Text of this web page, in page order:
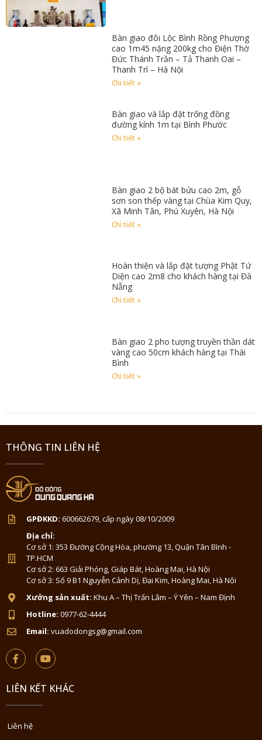
Bàn giao đôi Lộc Bình Rồng Phượng
cao 1m45 nặng 200kg cho Điện Thờ
Đức Thánh Trần – Tả Thanh Oai –
Thanh Trì – Hà Nội
Chi tiết »
Bàn giao và lắp đặt trống đồng
đường kính 1m tại Bình Phước
Chi tiết »
Bàn giao 2 bộ bát bửu cao 2m, gỗ
sơn son thếp vàng tại Chùa Kim Quy,
Xã Minh Tân, Phú Xuyên, Hà Nội
Chi tiết »
Hoàn thiện và lắp đặt tượng Phật Tứ
Diện cao 2m8 cho khách hàng tại Đà
Nẵng
Chi tiết »
Bàn giao 2 pho tượng truyền thần dát
vàng cao 50cm khách hàng tại Thái
Bình
Chi tiết »
THÔNG TIN LIÊN HỆ
GPĐKKD: 600662679, cấp ngày 08/10/2009
Địa chỉ:
Cơ sở 1: 353 Đường Cộng Hòa, phường 13, Quận Tân Bình -
TP.HCM
Cơ sở 2: 663 Giải Phóng, Giáp Bát, Hoàng Mai, Hà Nội
Cơ sở 3: Số 9 B1 Nguyễn Cảnh Dị, Đại Kim, Hoàng Mai, Hà Nội
Xưởng sản xuất: Khu A – Thị Trấn Lâm – Ý Yên – Nam Định
Hotline: 0977-62-4444
Email: vuadodongsg@gmail.com
LIÊN KẾT KHÁC
Liên hệ